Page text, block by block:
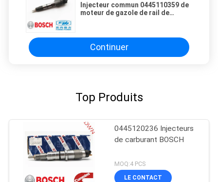
Injecteur commun 0445110359 de
moteur de gazole de rail de
Continuer
Top Produits
0445120236 Injecteurs
de carburant BOSCH
MOQ:4 PCS
LE CONTACT